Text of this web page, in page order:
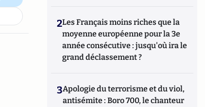
2Les Français moins riches que la
moyenne européenne pour la 3e
année consécutive : jusqu'où ira le
grand déclassement ?
3Apologie du terrorisme et du viol,
antisémite : Boro 700, le chanteur